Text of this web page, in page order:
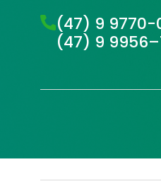
(47) 9 9770-
(47) 9